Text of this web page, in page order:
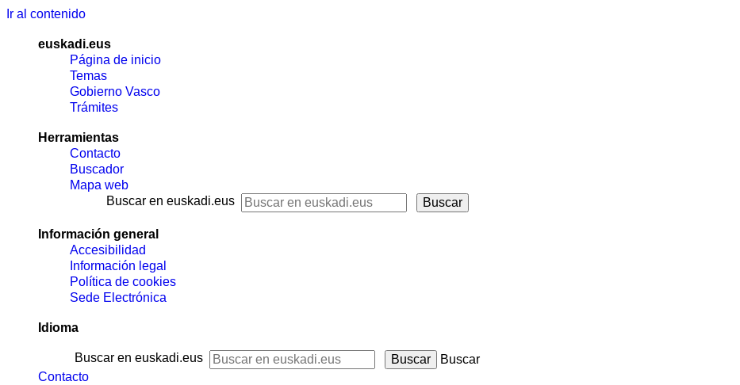
Ir al contenido
euskadi.eus
Página de inicio
Temas
Gobierno Vasco
Trámites
Herramientas
Contacto
Buscador
Mapa web
Buscar en euskadi.eus
Información general
Accesibilidad
Información legal
Política de cookies
Sede Electrónica
Idioma
Buscar en euskadi.eus
Buscar
Contacto